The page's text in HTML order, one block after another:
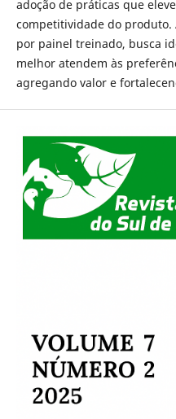
adoção de práticas que
competitividade do produto.
por painel treinado, busca
melhor atendem às
agregando valor e